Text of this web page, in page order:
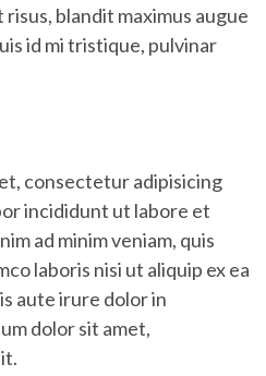
blandit maximus augue
id mi tristique, pulvinar
consectetur adipisicing
incididunt ut labore et
ad minim veniam, quis
laboris nisi ut aliquip ex ea
aute irure dolor in
dolor sit amet,